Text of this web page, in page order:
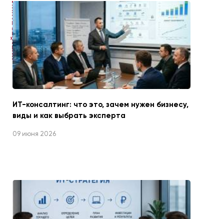
ЧИТАЙТЕ ТАКЖЕ
ИТ-консалтинг: что это, зачем нужен бизнесу,
виды и как выбрать эксперта
09 июня 2026